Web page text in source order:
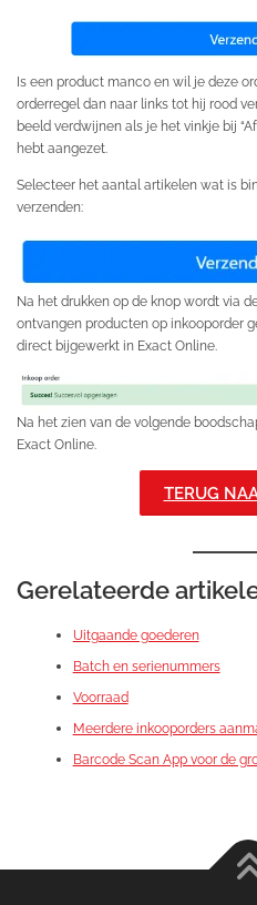
Is een product manco en wil je deze
orderregel dan naar links tot hij rood
beeld verdwijnen als je het vinkje bij
hebt aangezet.
Selecteer het aantal artikelen wat is
verzenden:
Na het drukken op de knop wordt via
ontvangen producten op inkooporder
direct bijgewerkt in Exact Online.
Na het zien van de volgende
Exact Online.
TERUG
Gerelateerde
Uitgaande goederen
Batch en serienummers
Voorraad
Meerdere inkooporders
Barcode Scan App voor de